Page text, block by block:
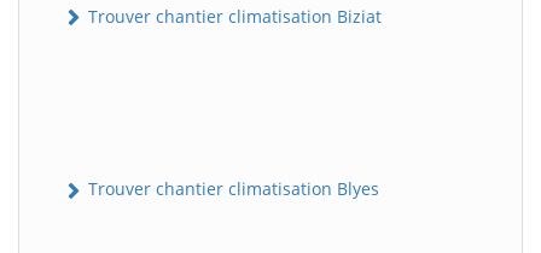
Trouver chantier climatisation Biziat
Trouver chantier climatisation Blyes